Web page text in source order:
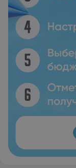
заниматься
которых
работал Пит Дай. Курортный отель Casa de Campo
расположен в 4
от бейсбольного
Курортный отель
находится в 45